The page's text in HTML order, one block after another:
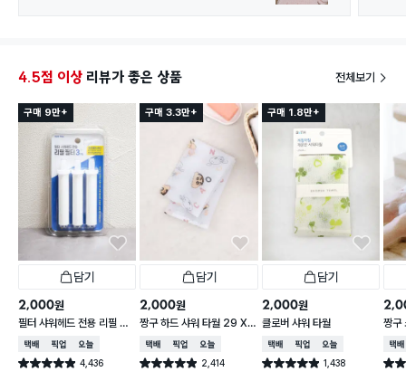
잘 말려줘야하는 제품인데 끈이 없어서 제가 임시로 메
들어 걸어놨네요 ㅎ..
4.5점 이상 리뷰가 좋은 상품 전체보기
구매 9만+
담기
2,000원
필터 샤워헤드 전용 리필 필
터 3개입
택배배송매장픽업오늘배송
별점 4.9점 4,436
건 작성
구매 3.3만+
담기
2,000원
짱구 하드 샤워 타월 29 X
95 cm
택배배송매장픽업오늘배송
별점 4.9점 2,414
건 작성
구매 1.8만+
담기
2,000원
클로버 샤워 타월
택배배송매장픽업오늘배송
별점 4.9점 1,438
건 작성
짱구
X
택배
별점